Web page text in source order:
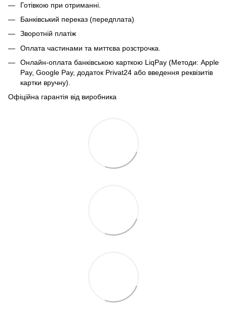
Готівкою при отриманні.
Банківський переказ (передплата)
Зворотній платіж
Оплата частинами та миттєва розстрочка.
Онлайн-оплата банківською карткою LiqPay (Методи: Apple
Pay, Google Pay, додаток Privat24 або введення реквізитів
картки вручну).
Офіційна гарантія від виробника